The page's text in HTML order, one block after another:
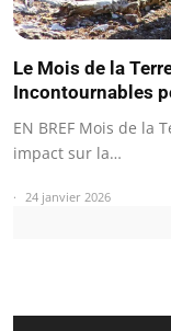
Le Mois de la
Incontournables
EN BREF Mois de la
impact sur la…
24 janvier 2026